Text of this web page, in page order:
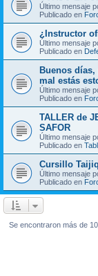
Último mensaje
Publicado en
¿Instructor
Último mensaje
Publicado en
Buenos días,
mal estás
Último mensaje
Publicado en
TALLER de
SAFOR
Último mensaje
Publicado en
Cursillo
Último mensaje
Publicado en
Se encontraron más de